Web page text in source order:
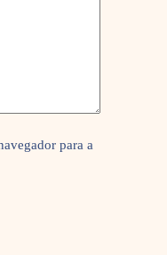
para a